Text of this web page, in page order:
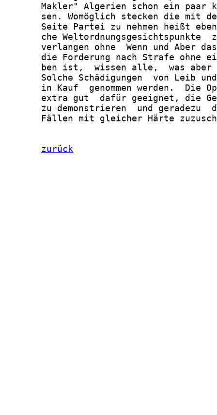
Makler" Algerien schon ein paar
sen. Womöglich stecken die mit
Seite Partei zu nehmen heißt
che Weltordnungsgesichtspunkte
verlangen ohne  Wenn und Aber
die Forderung nach Strafe ohne
ben ist,  wissen alle,  was
Solche Schädigungen  von Leib
in Kauf  genommen werden.  Die
extra gut  dafür geeignet, die
zu demonstrieren  und geradezu
Fällen mit gleicher Härte
zurück